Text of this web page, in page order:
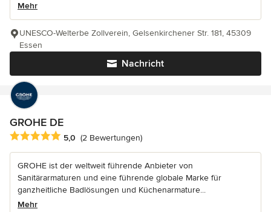
Mehr
Nachricht
UNESCO-Welterbe Zollverein, Gelsenkirchener Str. 181, 45309
Essen
GROHE DE
Durchschnittliche Bewertung: 5 von 5 Sternen
5,0 (2 Bewertungen)
GROHE ist der weltweit führende Anbieter von
Sanitärarmaturen und eine führende globale Marke für
ganzheitliche Badlösungen und Küchenarmature...
Mehr